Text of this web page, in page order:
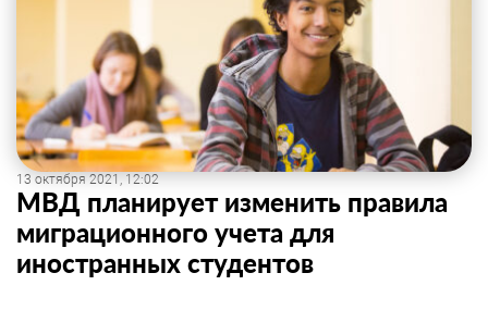
13 октября 2021, 12:02
МВД планирует изменить правила
миграционного учета для
иностранных студентов